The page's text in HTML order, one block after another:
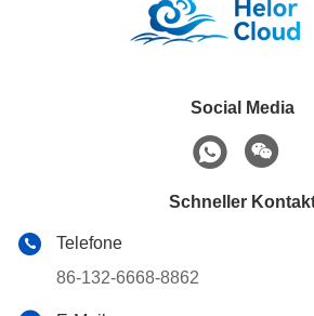
Social Media
Schneller
Telefone
86-132-6668-8862